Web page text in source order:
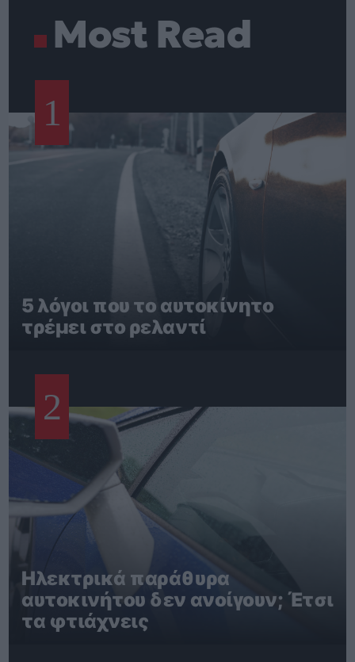
Most Read
1
5 λόγοι που το αυτοκίνητο
τρέμει στο ρελαντί
2
Ηλεκτρικά παράθυρα
αυτοκινήτου δεν ανοίγουν; Έτσι
τα φτιάχνεις